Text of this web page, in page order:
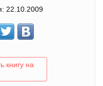
22.10.2009
книгу на